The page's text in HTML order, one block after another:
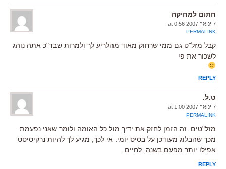
חתום למחיקה
7 ינואר 2007 at 0:56
PERMALINK
קבל מזל"ט גם ממי שרחוק מאוד מהלריע לך ולמרות שבד"כ אתה נוהג
לשכור את פי
REPLY
ט.ל.
7 ינואר 2007 at 1:00
PERMALINK
מזל"טים. זה הזמן לחזק את ידיך מול כל האומה ולומר שאני נפעמת
מכך שהבלוג מעודכן על בסיס יומי. אי לכך, מגיע לך להיות נרקיסיסט
אפילו יותר מפעם בשנה. לחיים.
REPLY